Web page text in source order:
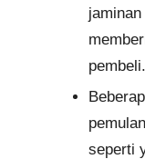
pembeli.
seperti